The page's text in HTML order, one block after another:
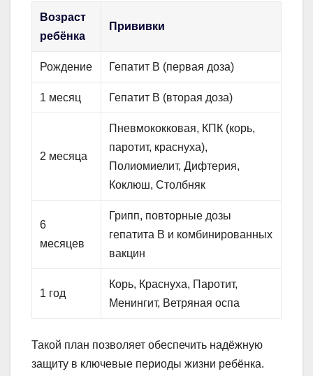
Возраст
ребёнка
Прививки
Рождение Гепатит В (первая доза)
1 месяц Гепатит В (вторая доза)
2 месяца
Пневмококковая, КПК (корь,
паротит, краснуха),
Полиомиелит, Дифтерия,
Коклюш, Столбняк
6
месяцев
Грипп, повторные дозы
гепатита В и комбинированных
вакцин
1 год
Корь, Краснуха, Паротит,
Менингит, Ветряная оспа
Такой план позволяет обеспечить надёжную
защиту в ключевые периоды жизни ребёнка.